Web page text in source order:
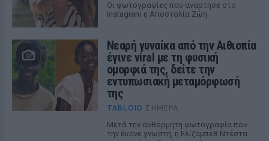
Οι φωτογραφίες που ανάρτησε στο
Instagram η Αποστολία Ζώη
Νεαρή γυναίκα από την Αιθιοπία
έγινε viral με τη φυσική
ομορφιά της, δείτε την
εντυπωσιακή μεταμόρφωσή
της
TABLOID ΣΉΜΕΡΑ
Μετά την αυθόρμητη φωτογραφία που
την έκανε γνωστή, η Ελίζαμπεθ Ντέστα